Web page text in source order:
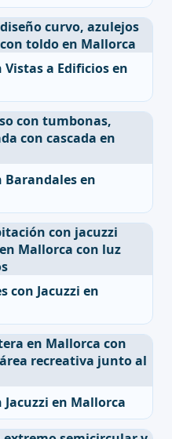
a Edificios en
Barandales en
con Jacuzzi en
en Mallorca